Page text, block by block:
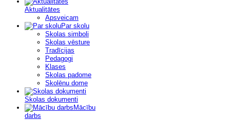
Aktualitātes
Apsveicam
Par skolu
Skolas simboli
Skolas vēsture
Tradīcijas
Pedagogi
Klases
Skolas padome
Skolēnu dome
Skolas dokumenti
Mācību
darbs